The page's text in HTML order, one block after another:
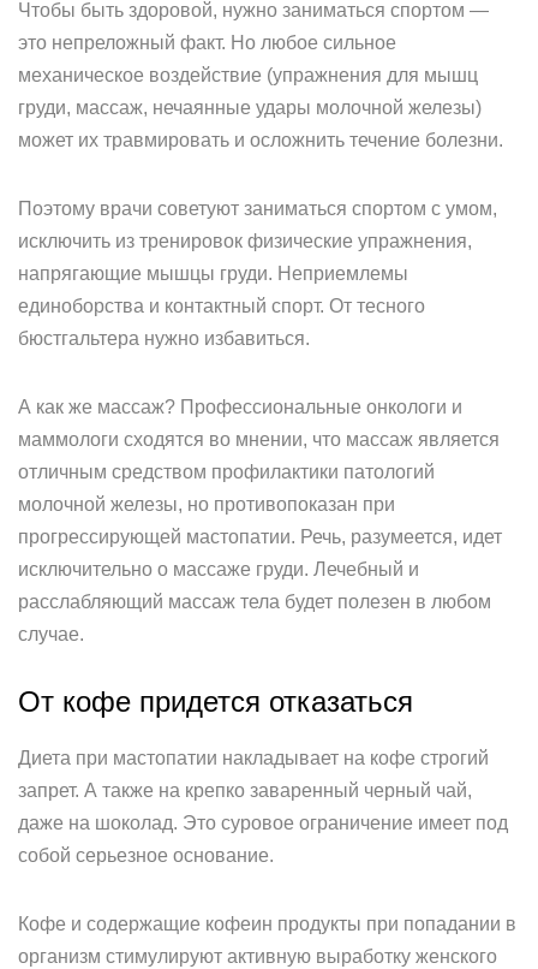
Чтобы быть здоровой, нужно заниматься спортом —
это непреложный факт. Но любое сильное
механическое воздействие (упражнения для мышц
груди, массаж, нечаянные удары молочной железы)
может их травмировать и осложнить течение болезни.
Поэтому врачи советуют заниматься спортом с умом,
исключить из тренировок физические упражнения,
напрягающие мышцы груди. Неприемлемы
единоборства и контактный спорт. От тесного
бюстгальтера нужно избавиться.
А как же массаж? Профессиональные онкологи и
маммологи сходятся во мнении, что массаж является
отличным средством профилактики патологий
молочной железы, но противопоказан при
прогрессирующей мастопатии. Речь, разумеется, идет
исключительно о массаже груди. Лечебный и
расслабляющий массаж тела будет полезен в любом
случае.
От кофе придется отказаться
Диета при мастопатии накладывает на кофе строгий
запрет. А также на крепко заваренный черный чай,
даже на шоколад. Это суровое ограничение имеет под
собой серьезное основание.
Кофе и содержащие кофеин продукты при попадании в
организм стимулируют активную выработку женского